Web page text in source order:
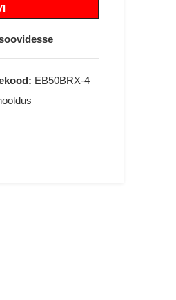
EB50BRX-4